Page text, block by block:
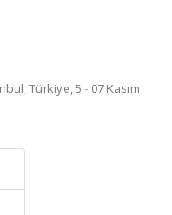
Türkiye, 5 - 07 Kasım